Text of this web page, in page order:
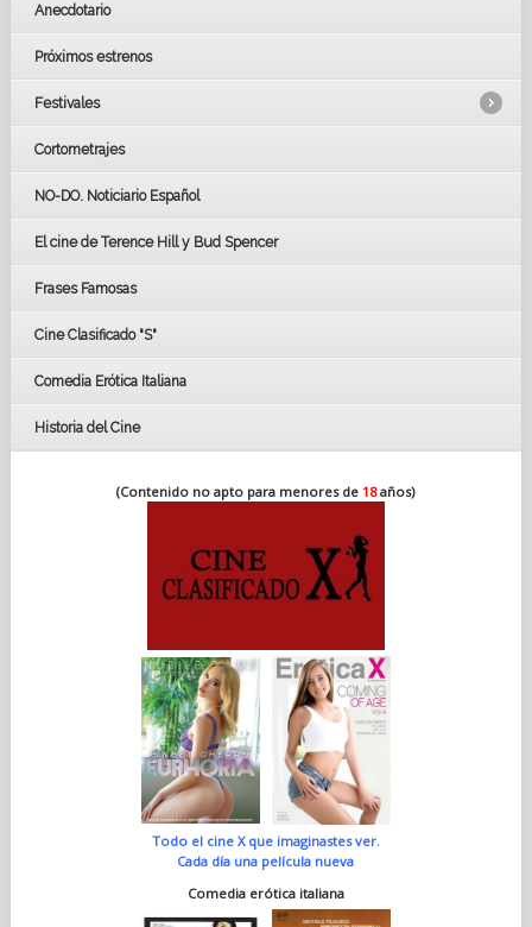
Anecdotario
Próximos estrenos
Festivales
LOS OSCARS
GOYAS
BAFTA
Cortometrajes
NO-DO. Noticiario Español
El cine de Terence Hill y Bud Spencer
Frases Famosas
Cine Clasificado "S"
Comedia Erótica Italiana
Historia del Cine
(Contenido no apto para menores de 18años)
Todo el cine X que imaginastes ver.
Cada día una película nueva
Comedia erótica italiana